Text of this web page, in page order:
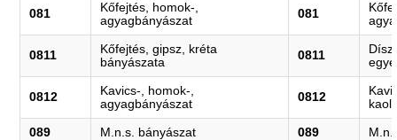
081
Kőfejtés, homok-,
agyagbányászat
081
0811
Kőfejtés, gipsz, kréta
bányászata
0811
0812
Kavics-, homok-,
agyagbányászat
0812
089 M.n.s. bányászat 089